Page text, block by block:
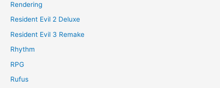
Rendering
Resident Evil 2 Deluxe
Resident Evil 3 Remake
Rhythm
RPG
Rufus